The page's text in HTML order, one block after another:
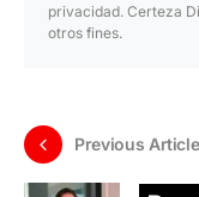
privacidad. Certeza
otros fines.
Previous Article